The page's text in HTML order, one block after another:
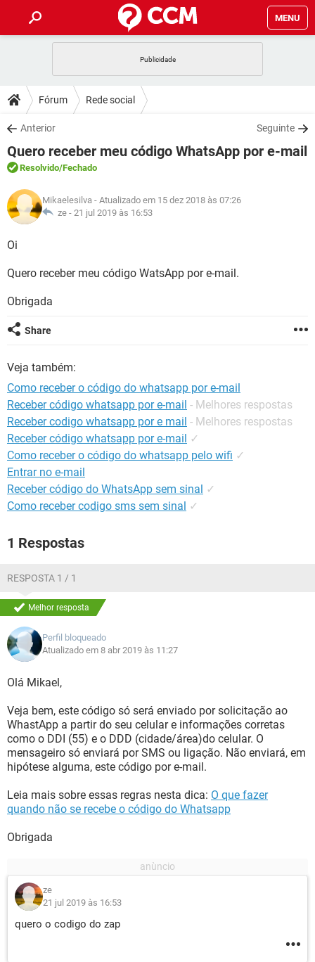
MENU
CELULAR
OUTLOOK
INSTAGRAM GMAIL
GUIA DE COMPRAS
DICAS
JOGOS
OUTLOOK
INSTAGRAM
GUIA DE COMPRAS
DOWNLOADS
JOGOS WHATSAPP
CELULAR
OUTLOOK EXCEL
INSTAGRAM
GUIA DE COMPRAS
FÓRUM
JOGOS
CELULAR
GLOSSÁRIO
JOGOS
CELULAR
OUTLOOK EXCEL
INSTAGRAM
Fórum Rede social
Anterior Seguinte
Quero receber meu código WhatsApp por e-mail
Resolvido/Fechado
Mikaelesilva - Atualizado em 15 dez 2018 às 07:26
ze - 21 jul 2019 às 16:53
Oi
Quero receber meu código WatsApp por e-mail.
Obrigada
Share
Veja também:
Como receber o código do whatsapp por e-mail
Receber código whatsapp por e-mail - Melhores respostas
Receber codigo whatsapp por e mail - Melhores respostas
Receber código whatsapp por e-mail ✓
Como receber o código do whatsapp pelo wifi ✓
Entrar no e-mail
Receber código do WhatsApp sem sinal ✓
Como receber codigo sms sem sinal ✓
1 Respostas
RESPOSTA 1 / 1
Melhor resposta
Perfil bloqueado
Atualizado em 8 abr 2019 às 11:27
Olá Mikael,
Veja bem, este código só será enviado por solicitação ao
WhastApp a partir do seu celular e informações corretas
como o DDI (55) e o DDD (cidade/área)do celular. O
mensageiro só enviará por SMS ou ligação. Não enviará, em
hipótese alguma, este código por e-mail.
Leia mais sobre essas regras nesta dica: O que fazer
quando não se recebe o código do Whatsapp
Obrigada
ze
21 jul 2019 às 16:53
quero o codigo do zap